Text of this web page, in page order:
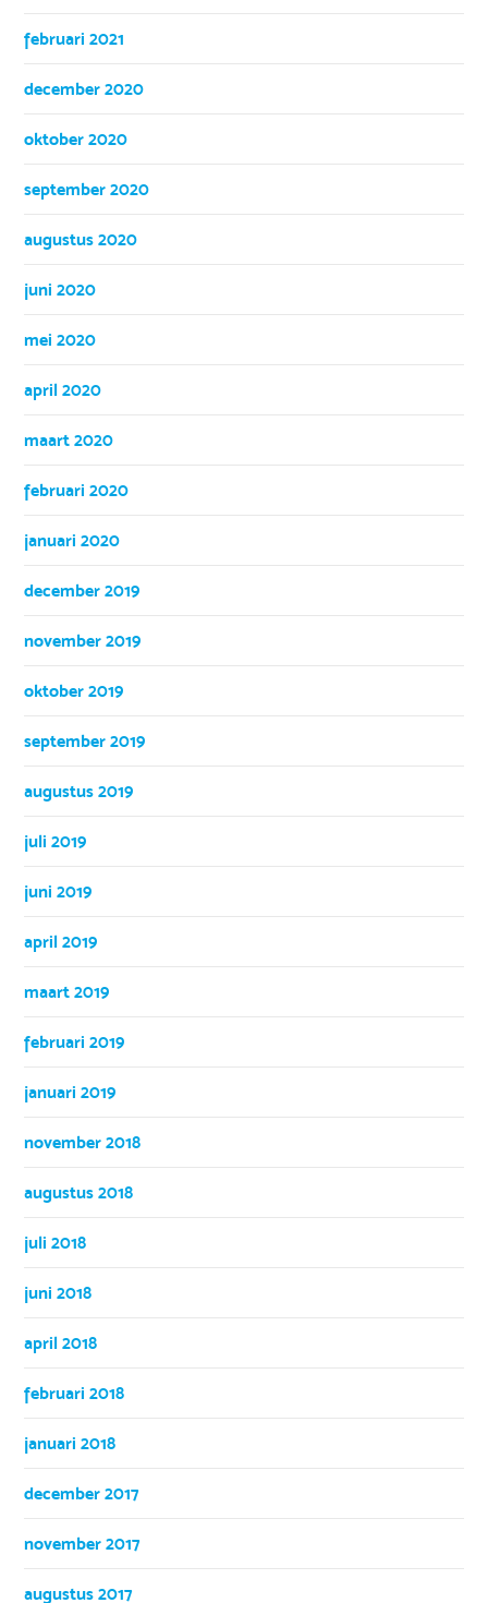
februari 2021
december 2020
oktober 2020
september 2020
augustus 2020
juni 2020
mei 2020
april 2020
maart 2020
februari 2020
januari 2020
december 2019
november 2019
oktober 2019
september 2019
augustus 2019
juli 2019
juni 2019
april 2019
maart 2019
februari 2019
januari 2019
november 2018
augustus 2018
juli 2018
juni 2018
april 2018
februari 2018
januari 2018
december 2017
november 2017
augustus 2017